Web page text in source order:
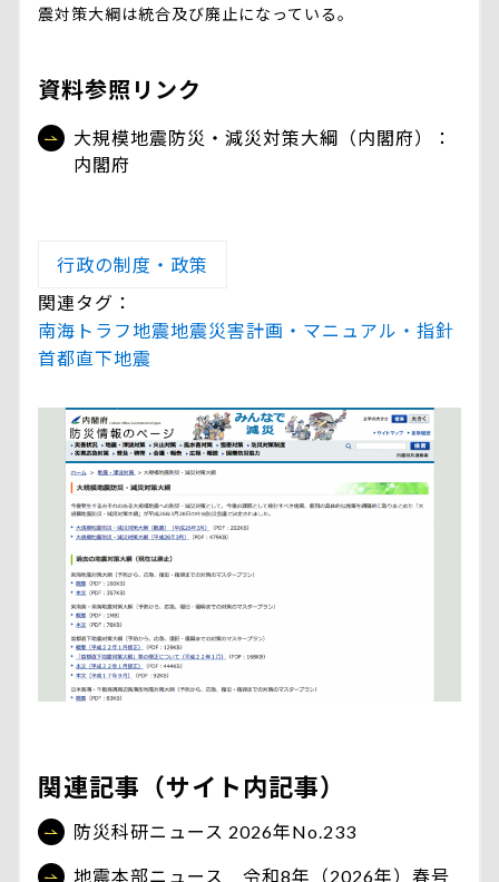
震対策大綱は統合及び廃止になっている。
資料参照リンク
大規模地震防災・減災対策大綱（内閣府）：
内閣府
行政の制度・政策
関連タグ：
南海トラフ地震地震災害計画・マニュアル・指針
首都直下地震
関連記事（サイト内記事）
防災科研ニュース 2026年No.233
地震本部ニュース 令和8年（2026年）春号